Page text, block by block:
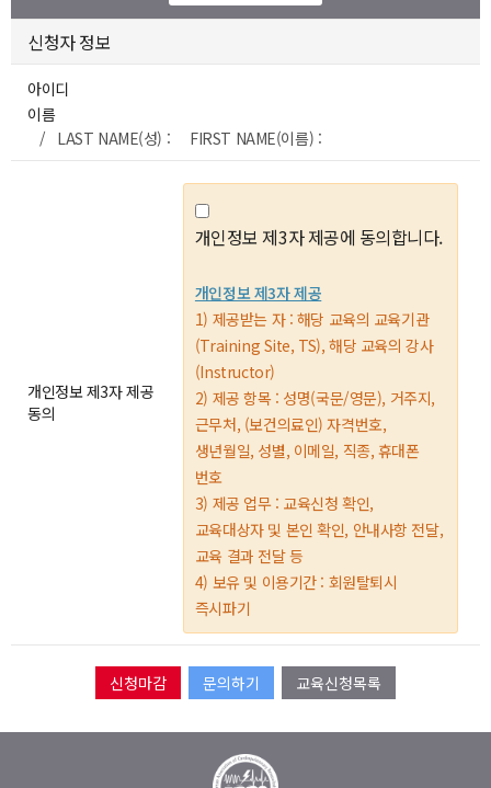
신청자 정보
아이디
이름
/ LAST NAME(성) : FIRST NAME(이름) :
개인정보 제3자 제공
동의
개인정보 제3자 제공에 동의합니다.
개인정보 제3자 제공
1) 제공받는 자 : 해당 교육의 교육기관
(Training Site, TS), 해당 교육의 강사
(Instructor)
2) 제공 항목 : 성명(국문/영문), 거주지,
근무처, (보건의료인) 자격번호,
생년월일, 성별, 이메일, 직종, 휴대폰
번호
3) 제공 업무 : 교육신청 확인,
교육대상자 및 본인 확인, 안내사항 전달,
교육 결과 전달 등
4) 보유 및 이용기간 : 회원탈퇴시
즉시파기
문의하기 교육신청목록